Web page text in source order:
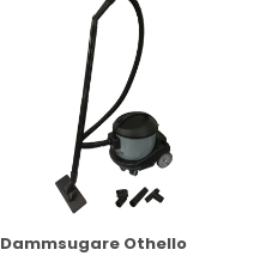
Dammsugare Othello